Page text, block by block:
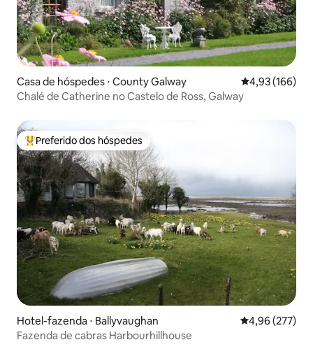
Casa de hóspedes ⋅ County Galway 4,93 de uma
4,93 (166)
Chalé de Catherine no Castelo de Ross, Galway
Entre os melhores preferidos dos hóspedes
Preferido dos hóspedes
Hotel-fazenda ⋅ Ballyvaughan 4,96 de uma
4,96 (277)
Fazenda de cabras Harbourhillhouse